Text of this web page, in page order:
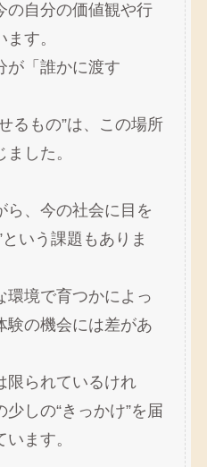
の自分の価値観や行
す。
が「誰かに渡す
るもの”は、この場所
した。
ら、今の社会に目を
いう課題もありま
環境で育つかによっ
験の機会には差があ
限られているけれ
しの“きっかけ”を届
ます。